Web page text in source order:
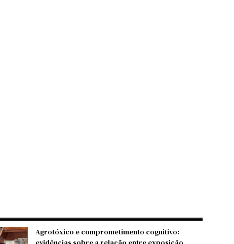
Agrotóxico e comprometimento cognitivo: